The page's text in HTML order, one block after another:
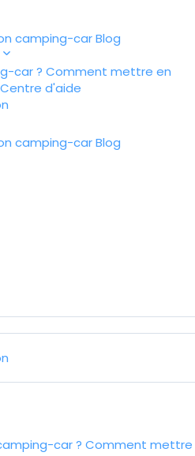
camping-carBlog
car ? Comment mettre en
Centre d'aide
camping-carBlog
car ? Comment mettre